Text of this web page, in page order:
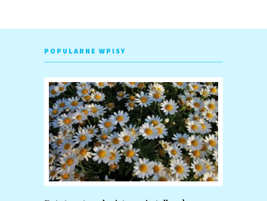
POPULARNE WPISY